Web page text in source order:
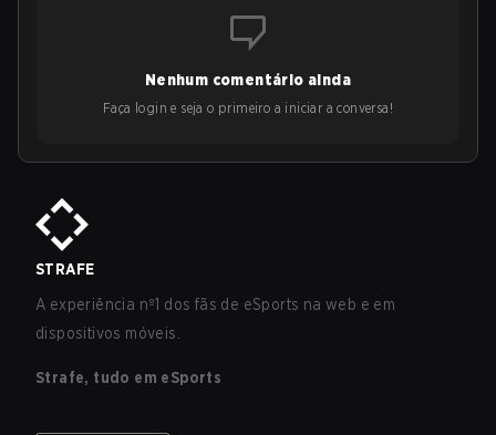
Nenhum comentário ainda
Faça login e seja o primeiro a iniciar a conversa!
STRAFE
A experiência nº1 dos fãs de eSports na web e em
dispositivos móveis.
Strafe, tudo em eSports